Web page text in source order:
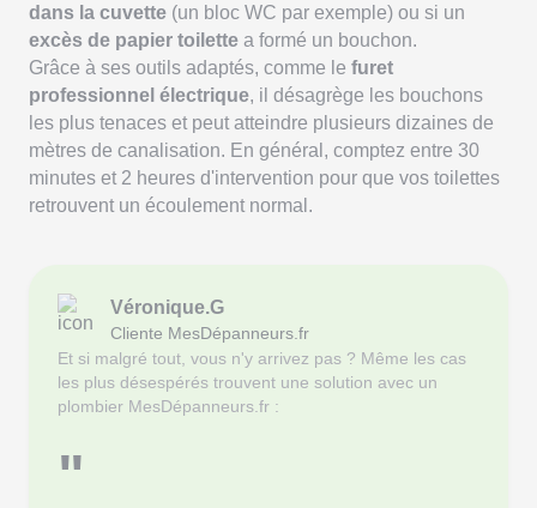
dans la cuvette (un bloc WC par exemple) ou si un
excès de papier toilette a formé un bouchon.
Grâce à ses outils adaptés, comme le furet
professionnel électrique, il désagrège les bouchons
les plus tenaces et peut atteindre plusieurs dizaines de
mètres de canalisation. En général, comptez entre 30
minutes et 2 heures d'intervention pour que vos toilettes
retrouvent un écoulement normal.
Véronique.G
Cliente MesDépanneurs.fr
Et si malgré tout, vous n'y arrivez pas ? Même les cas
les plus désespérés trouvent une solution avec un
plombier MesDépanneurs.fr :
"